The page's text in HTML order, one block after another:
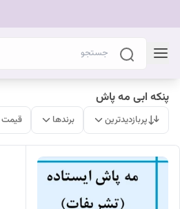
پنکه ابی مه پاش
پربازدیدترین برندها قیمت